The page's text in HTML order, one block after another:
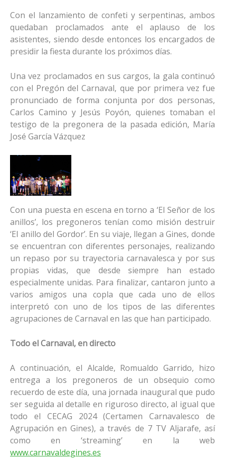
Con el lanzamiento de confeti y serpentinas, ambos
quedaban proclamados ante el aplauso de los
asistentes, siendo desde entonces los encargados de
presidir la fiesta durante los próximos días.
Una vez proclamados en sus cargos, la gala continuó
con el Pregón del Carnaval, que por primera vez fue
pronunciado de forma conjunta por dos personas,
Carlos Camino y Jesús Poyón, quienes tomaban el
testigo de la pregonera de la pasada edición, María
José García Vázquez
Con una puesta en escena en torno a ‘El Señor de los
anillos’, los pregoneros tenían como misión destruir
‘El anillo del Gordor’. En su viaje, llegan a Gines, donde
se encuentran con diferentes personajes, realizando
un repaso por su trayectoria carnavalesca y por sus
propias vidas, que desde siempre han estado
especialmente unidas. Para finalizar, cantaron junto a
varios amigos una copla que cada uno de ellos
interpretó con uno de los tipos de las diferentes
agrupaciones de Carnaval en las que han participado.
Todo el Carnaval, en directo
A continuación, el Alcalde, Romualdo Garrido, hizo
entrega a los pregoneros de un obsequio como
recuerdo de este día, una jornada inaugural que pudo
ser seguida al detalle en riguroso directo, al igual que
todo el CECAG 2024 (Certamen Carnavalesco de
Agrupación en Gines), a través de 7 TV Aljarafe, así
como en ‘streaming’ en la web
www.carnavaldegines.es